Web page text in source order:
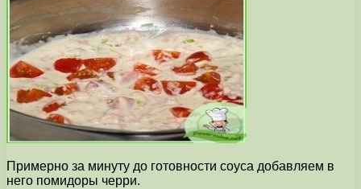
Примерно за минуту до готовности соуса добавляем в
него помидоры черри.